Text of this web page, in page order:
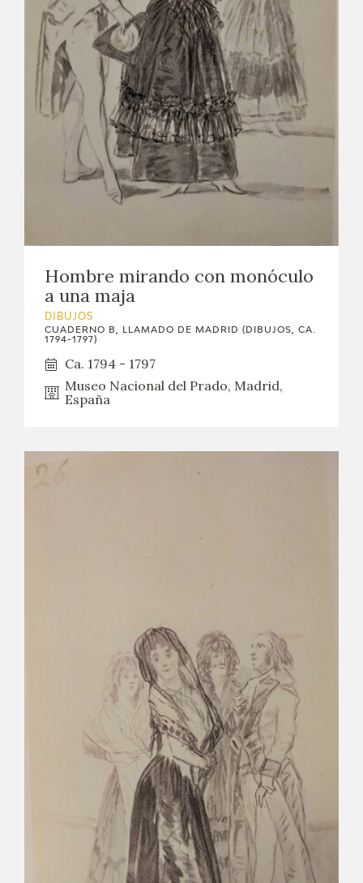
Hombre mirando con monóculo
a una maja
DIBUJOS
CUADERNO B, LLAMADO DE MADRID (DIBUJOS, CA.
1794-1797)
Ca. 1794 - 1797
Museo Nacional del Prado, Madrid,
España